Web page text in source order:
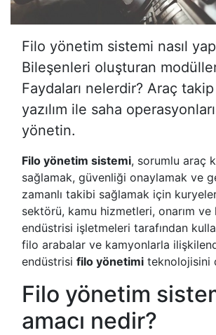
Filo yönetim sistemi nasıl
Bileşenleri oluşturan
Faydaları nelerdir? Araç
yazılım ile saha
yönetin.
Filo yönetim sistemi, sorumlu araç
sağlamak, güvenliği onaylamak ve
zamanlı takibi sağlamak için
sektörü, kamu hizmetleri, onarım ve
endüstrisi işletmeleri tarafından
filo arabalar ve kamyonlarla
endüstrisi filo yönetimi teknolojisini
Filo yönetim
amacı nedir?